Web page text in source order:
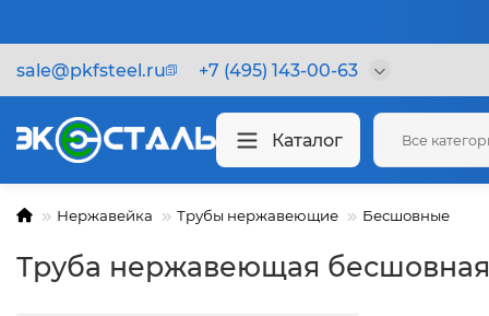
sale@pkfsteel.ru +7 (495) 143-00-63
Каталог Все
Нержавейка Трубы нержавеющие Бесшовные
Труба нержавеющая